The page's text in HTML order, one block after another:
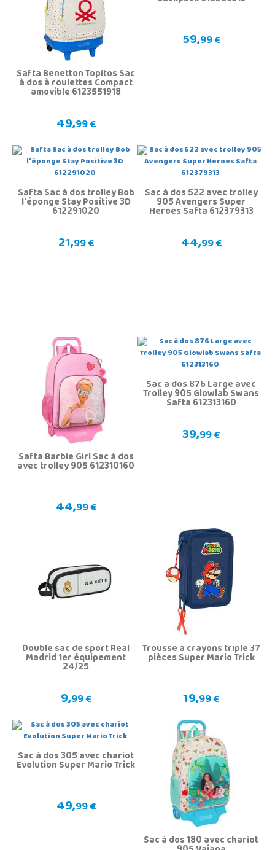
Safta Benetton Topitos Sac
à dos à roulettes Compact
amovible 6123551918
49,99 €
59,99 €
Safta Sac à dos trolley Bob
l'éponge Stay Positive 3D
612291020
21,99 €
Sac à dos 522 avec trolley
905 Avengers Super
Heroes Safta 612379313
44,99 €
Safta Barbie Girl Sac à dos
avec trolley 905 612310160
44,99 €
Sac à dos 876 Large avec
Trolley 905 Glowlab Swans
Safta 612313160
39,99 €
Double sac de sport Real
Madrid 1er équipement
24/25
9,99 €
Trousse à crayons triple 37
pièces Super Mario Trick
19,99 €
Sac à dos 305 avec chariot
Evolution Super Mario Trick
49,99 €
Sac à dos 180 avec chariot